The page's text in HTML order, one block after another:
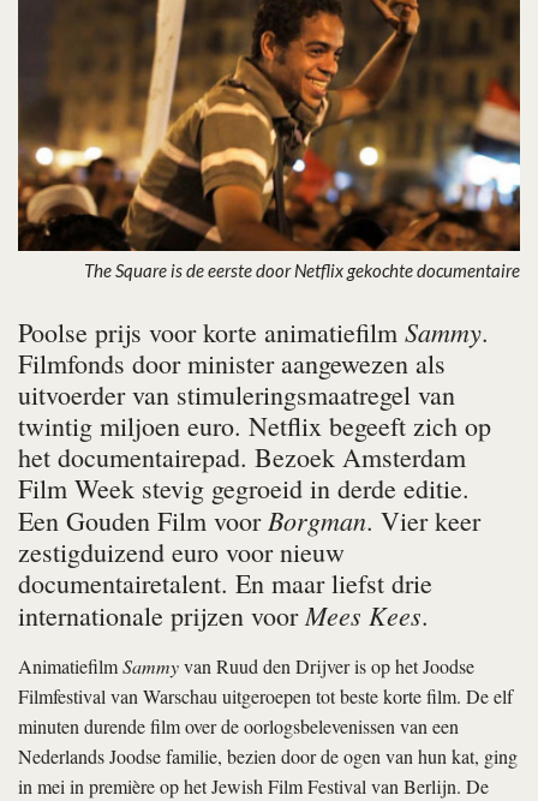
The Square is de eerste door Netflix gekochte documentaire
Poolse prijs voor korte animatiefilm Sammy.
Filmfonds door minister aangewezen als
uitvoerder van stimuleringsmaatregel van
twintig miljoen euro. Netflix begeeft zich op
het documentairepad. Bezoek Amsterdam
Film Week stevig gegroeid in derde editie.
Een Gouden Film voorBorgman. Vier keer
zestigduizend euro voor nieuw
documentairetalent. En maar liefst drie
internationale prijzen voorMees Kees.
AnimatiefilmSammyvan Ruud den Drijver is op het Joodse
Filmfestival van Warschau uitgeroepen tot beste korte film. De elf
minuten durende film over de oorlogsbelevenissen van een
Nederlands Joodse familie, bezien door de ogen van hun kat, ging
in mei in première op het Jewish Film Festival van Berlijn. De